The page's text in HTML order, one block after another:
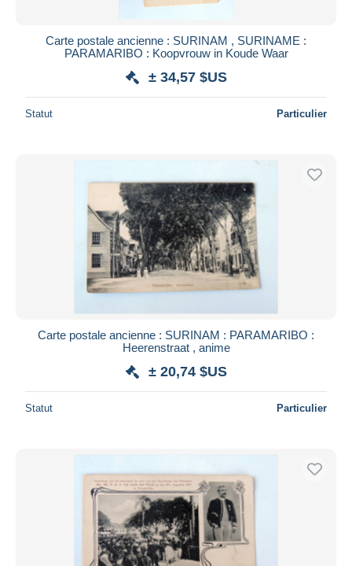
Carte postale ancienne : SURINAM , SURINAME :
PARAMARIBO : Koopvrouw in Koude Waar
± 34,57 $US
Statut Particulier
Carte postale ancienne : SURINAM : PARAMARIBO :
Heerenstraat , anime
± 20,74 $US
Statut Particulier